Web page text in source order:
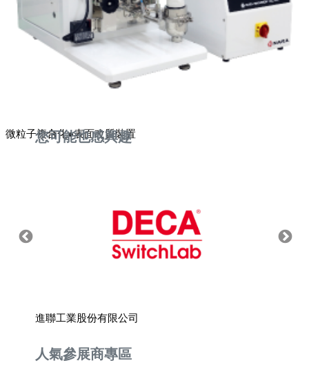
微粒子複合化●表面改質裝置
您可能也感興趣
進聯工業股份有限公司
人氣參展商專區